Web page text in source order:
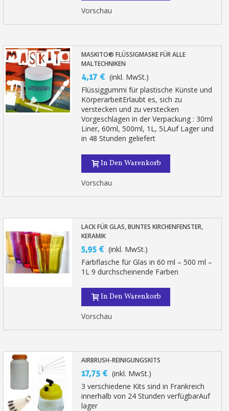
Vorschau
MASKITO® FLÜSSIGMASKE FÜR ALLE
MALTECHNIKEN
4,17 € (inkl. MwSt.)
Flüssiggummi für plastische Künste und
KörperarbeitErlaubt es, sich zu
verstecken und zu verstecken
Vorgeschlagen in der Verpackung : 30ml
Liner, 60ml, 500ml, 1L, 5LAuf Lager und
in 48 Stunden geliefert
In Den Warenkorb
Vorschau
LACK FÜR GLAS, BUNTES KIRCHENFENSTER,
KERAMIK
5,95 € (inkl. MwSt.)
Farbflasche für Glas in 60 ml – 500 ml –
1L 9 durchscheinende Farben
In Den Warenkorb
Vorschau
AIRBRUSH-REINIGUNGSKITS
17,75 € (inkl. MwSt.)
3 verschiedene Kits sind in Frankreich
innerhalb von 24 Stunden verfügbarAuf
lager